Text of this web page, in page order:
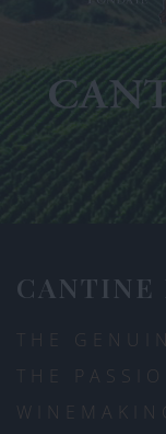
CANTINE
THE
THE